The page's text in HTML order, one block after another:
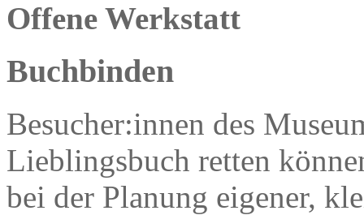
Offene Werkstatt
Buchbinden
Besucher:innen des
Lieblingsbuch retten
bei der Planung eigener,